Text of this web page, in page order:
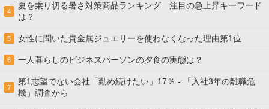
4
夏を乗り切る暑さ対策商品ランキング 注目の急上昇キーワード
は？
5 女性に聞いた貴金属ジュエリーを使わなくなった理由第1位
6 一人暮らしのビジネスパーソンの夕食の実態は？
7
第1志望でない会社「勤め続けたい」17％ - 「入社3年の離職危
機」調査から